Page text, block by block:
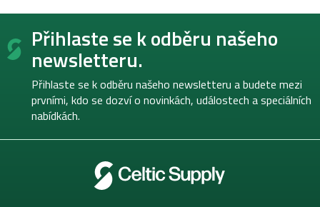
Z
Přihlaste se k odběru našeho
newsletteru.
Přihlaste se k odběru našeho newsletteru a budete mezi
prvními, kdo se dozví o novinkách, událostech a speciálních
nabídkách.